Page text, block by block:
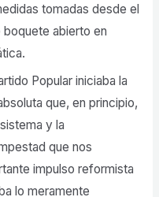
tomadas desde el
boquete abierto en
Popular iniciaba la
que, en principio,
y la
que nos
impulso reformista
lo meramente